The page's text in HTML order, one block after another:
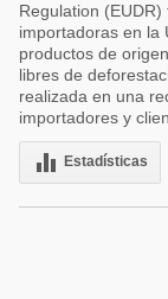
Regulation
importadoras en la
productos de
libres de
realizada en una
importadores y
equalizer Estadísticas